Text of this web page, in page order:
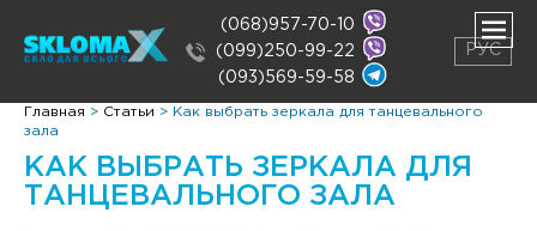
(068)957-70-10
(099)250-99-22
(093)569-59-58
РУС
Главная > Статьи > Как выбрать зеркала для танцевального
зала
КАК ВЫБРАТЬ ЗЕРКАЛА ДЛЯ
ТАНЦЕВАЛЬНОГО ЗАЛА